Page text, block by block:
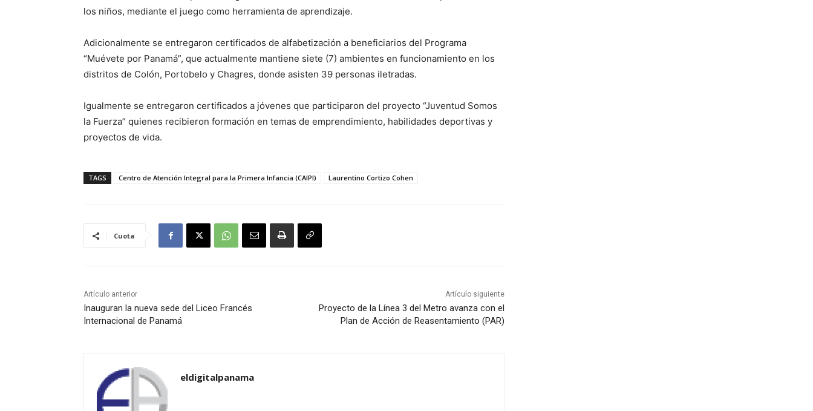
los niños, mediante el juego como herramienta de aprendizaje.
Adicionalmente se entregaron certificados de alfabetización a beneficiarios del Programa
“Muévete por Panamá”, que actualmente mantiene siete (7) ambientes en funcionamiento en los
distritos de Colón, Portobelo y Chagres, donde asisten 39 personas iletradas.
Igualmente se entregaron certificados a jóvenes que participaron del proyecto “Juventud Somos
la Fuerza” quienes recibieron formación en temas de emprendimiento, habilidades deportivas y
proyectos de vida.
TAGS Centro de Atención Integral para la Primera Infancia (CAIPI) Laurentino Cortizo Cohen
Cuota
Artículo anterior
Inauguran la nueva sede del Liceo Francés
Internacional de Panamá
Artículo siguiente
Proyecto de la Línea 3 del Metro avanza con el
Plan de Acción de Reasentamiento (PAR)
eldigitalpanama